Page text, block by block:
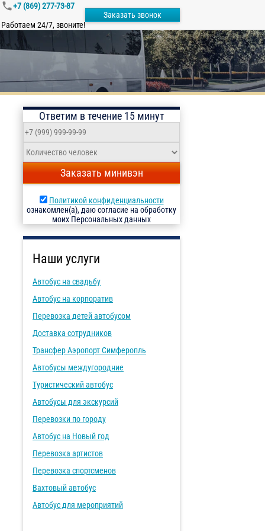
+7 (869) 277-73-87
Работаем 24/7, звоните!
Заказать звонок
Ответим в течение 15 минут
Заказать минивэн
Политикой конфиденциальности
ознакомлен(а), даю согласие на обработку
моих Персональных данных
Наши услуги
Автобус на свадьбу
Автобус на корпоратив
Перевозка детей автобусом
Доставка сотрудников
Трансфер Аэропорт Симферопль
Автобусы междугородние
Туристический автобус
Автобусы для экскурсий
Перевозки по городу
Автобус на Новый год
Перевозка артистов
Перевозка спортсменов
Вахтовый автобус
Автобус для мероприятий